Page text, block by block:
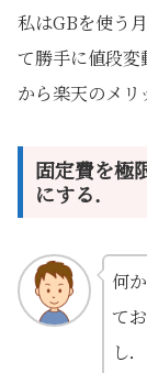
私はGBを使う
て勝手に値段変
から楽天のメリ
固定費を極
にする．
何
て
し．